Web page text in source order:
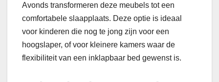
Avonds transformeren deze meubels tot een
comfortabele slaapplaats. Deze optie is ideaal
voor kinderen die nog te jong zijn voor een
hoogslaper, of voor kleinere kamers waar de
flexibiliteit van een inklapbaar bed gewenst is.